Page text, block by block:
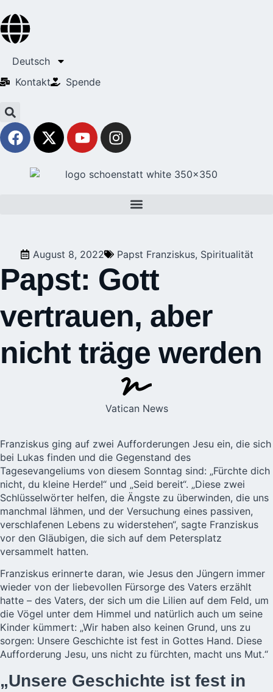
Deutsch
Kontakt
Spende
August 8, 2022 Papst Franziskus, Spiritualität
Papst: Gott
vertrauen, aber
nicht träge werden
Vatican News
Franziskus ging auf zwei Aufforderungen Jesu ein, die sich
bei Lukas finden und die Gegenstand des
Tagesevangeliums von diesem Sonntag sind: „Fürchte dich
nicht, du kleine Herde!“ und „Seid bereit“. „Diese zwei
Schlüsselwörter helfen, die Ängste zu überwinden, die uns
manchmal lähmen, und der Versuchung eines passiven,
verschlafenen Lebens zu widerstehen“, sagte Franziskus
vor den Gläubigen, die sich auf dem Petersplatz
versammelt hatten.
Franziskus erinnerte daran, wie Jesus den Jüngern immer
wieder von der liebevollen Fürsorge des Vaters erzählt
hatte – des Vaters, der sich um die Lilien auf dem Feld, um
die Vögel unter dem Himmel und natürlich auch um seine
Kinder kümmert: „Wir haben also keinen Grund, uns zu
sorgen: Unsere Geschichte ist fest in Gottes Hand. Diese
Aufforderung Jesu, uns nicht zu fürchten, macht uns Mut.“
„Unsere Geschichte ist fest in